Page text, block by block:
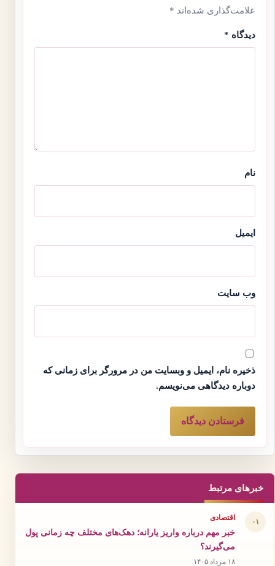
علامت‌گذاری شده‌اند *
دیدگاه *
نام
ایمیل
وب‌ سایت
ذخیره نام، ایمیل و وبسایت من در مرورگر برای زمانی که
دوباره دیدگاهی می‌نویسم.
خبرهای مرتبط
۰۱ اقتصادی
خبر مهم درباره واریز یارانه؛ دهک‌های مختلف چه زمانی پول
می‌گیرند؟
۱۸ مرداد ۱۴۰۵